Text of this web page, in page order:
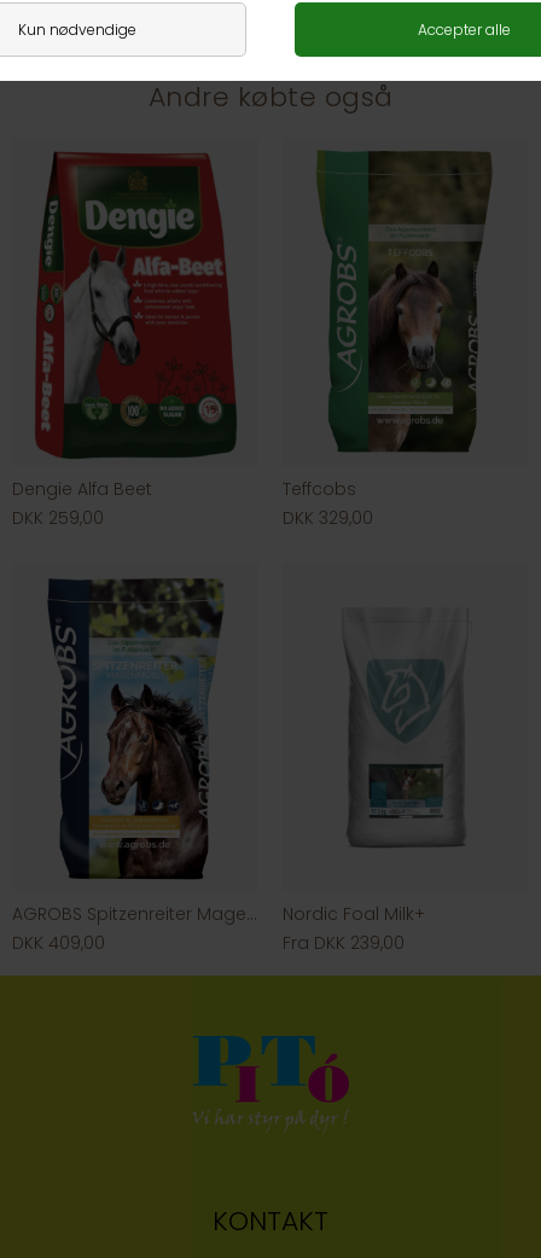
Andre købte også
Dengie Alfa Beet
DKK 259,00
Teffcobs
DKK 329,00
AGROBS Spitzenreiter Magenmüsli
DKK 409,00
Nordic Foal Milk+
Fra DKK 239,00
KONTAKT